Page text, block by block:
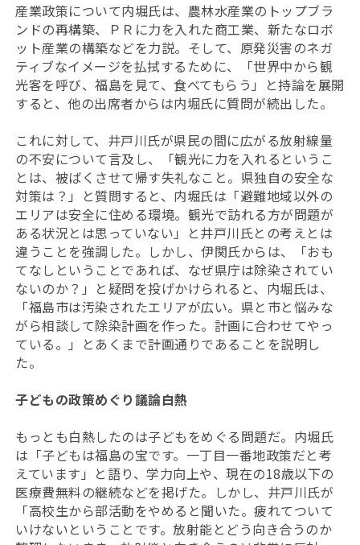
産業政策について内堀氏は、農林水産業のトップブラ
ンドの再構築、ＰＲに力を入れた商工業、新たなロボ
ット産業の構築などを力説。そして、原発災害のネガ
ティブなイメージを払拭するために、「世界中から観
光客を呼び、福島を見て、食べてもらう」と持論を展開
すると、他の出席者からは内堀氏に質問が続出した。
これに対して、井戸川氏が県民の間に広がる放射線量
の不安について言及し、「観光に力を入れるというこ
とは、被ばくさせて帰す失礼なこと。県独自の安全な
対策は？」と質問すると、内堀氏は「避難地域以外の
エリアは安全に住める環境。観光で訪れる方が問題が
ある状況とは思っていない」と井戸川氏との考えとは
違うことを強調した。しかし、伊関氏からは、「おも
てなしということであれば、なぜ県庁は除染されてい
ないのか？」と疑問を投げかけられると、内堀氏は、
「福島市は汚染されたエリアが広い。県と市と悩みな
がら相談して除染計画を作った。計画に合わせてやっ
ている。」とあくまで計画通りであることを説明し
た。
子どもの政策めぐり議論白熱
もっとも白熱したのは子どもをめぐる問題だ。内堀氏
は「子どもは福島の宝です。一丁目一番地政策だと考
えています」と語り、学力向上や、現在の18歳以下の
医療費無料の継続などを掲げた。しかし、井戸川氏が
「高校生から部活動をやめると聞いた。疲れてついて
いけないということです。放射能とどう向き合うのか